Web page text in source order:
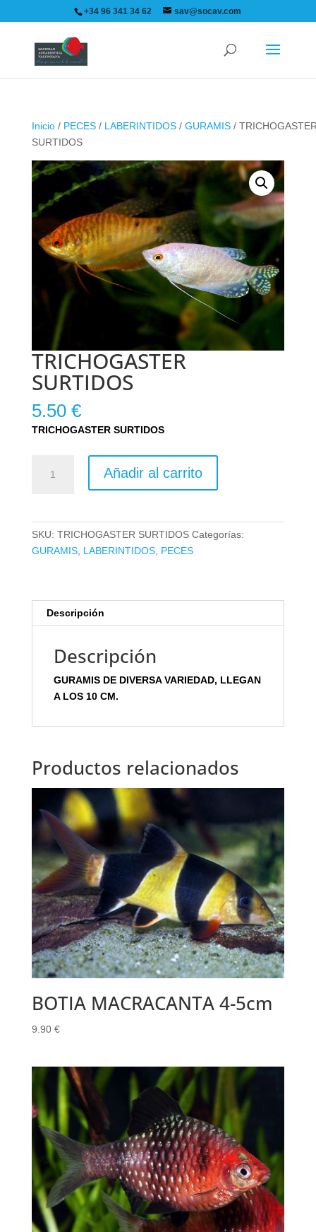
+34 96 341 34 62 sav@socav.com
Inicio/ PECES/ LABERINTIDOS/ GURAMIS/
SURTIDOS
TRICHOGASTER
SURTIDOS
5.50 €
TRICHOGASTER SURTIDOS
SURTIDOS
Añadir al carrito
SKU: TRICHOGASTER SURTIDOS Categorías:
GURAMIS, LABERINTIDOS, PECES
Descripción
Descripción
GURAMIS DE DIVERSA VARIEDAD, LLEGAN
A LOS 10 CM.
Productos relacionados
BOTIA MACRACANTA 4-5cm
9.90 €